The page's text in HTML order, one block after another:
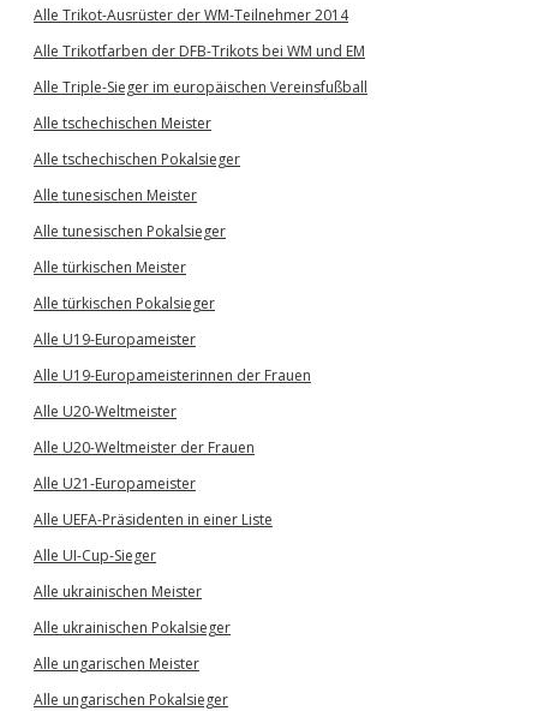
Alle Trikot-Ausrüster der WM-Teilnehmer 2014
Alle Trikotfarben der DFB-Trikots bei WM und EM
Alle Triple-Sieger im europäischen Vereinsfußball
Alle tschechischen Meister
Alle tschechischen Pokalsieger
Alle tunesischen Meister
Alle tunesischen Pokalsieger
Alle türkischen Meister
Alle türkischen Pokalsieger
Alle U19-Europameister
Alle U19-Europameisterinnen der Frauen
Alle U20-Weltmeister
Alle U20-Weltmeister der Frauen
Alle U21-Europameister
Alle UEFA-Präsidenten in einer Liste
Alle UI-Cup-Sieger
Alle ukrainischen Meister
Alle ukrainischen Pokalsieger
Alle ungarischen Meister
Alle ungarischen Pokalsieger